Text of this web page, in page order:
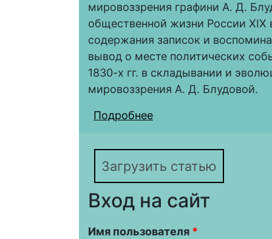
мировоззрения графини А. Д.
общественной жизни России XIX
содержания записок и
вывод о месте политических
1830-х гг. в складывании и
мировоззрения А. Д. Блудовой.
Подробнее
Загрузить статью
Вход на сайт
Имя пользователя *